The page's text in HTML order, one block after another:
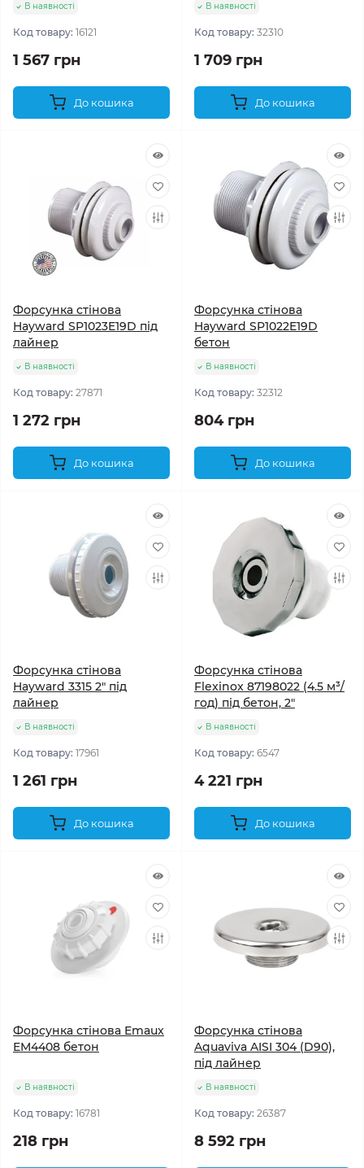
В наявності
Код товару: 16121
1 567 грн
До кошика
В наявності
Код товару: 32310
1 709 грн
До кошика
Форсунка стінова
Hayward SP1023E19D під
лайнер
В наявності
Код товару: 27871
1 272 грн
До кошика
Форсунка стінова
Hayward SP1022E19D
бетон
В наявності
Код товару: 32312
804 грн
До кошика
Форсунка стінова
Hayward 3315 2" під
лайнер
В наявності
Код товару: 17961
1 261 грн
До кошика
Форсунка стінова
Flexinox 87198022 (4.5 м³/
год) під бетон, 2"
В наявності
Код товару: 6547
4 221 грн
До кошика
Форсунка стінова Emaux
EM4408 бетон
В наявності
Код товару: 16781
218 грн
Форсунка стінова
Aquaviva AISI 304 (D90),
під лайнер
В наявності
Код товару: 26387
8 592 грн